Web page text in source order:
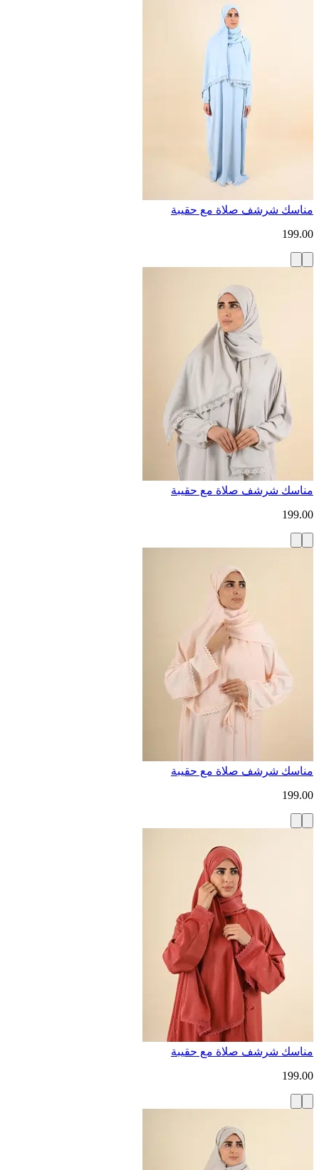
مناسك شرشف صلاة مع حقيبة
199.00
مناسك شرشف صلاة مع حقيبة
199.00
مناسك شرشف صلاة مع حقيبة
199.00
مناسك شرشف صلاة مع حقيبة
199.00